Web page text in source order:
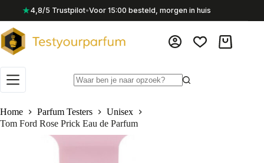
inhoud
★4,8/5 Trustpilot•Voor 15:00 besteld, morgen in huis
Home
Parfum Testers
Unisex
Tom Ford Rose Prick Eau de Parfum